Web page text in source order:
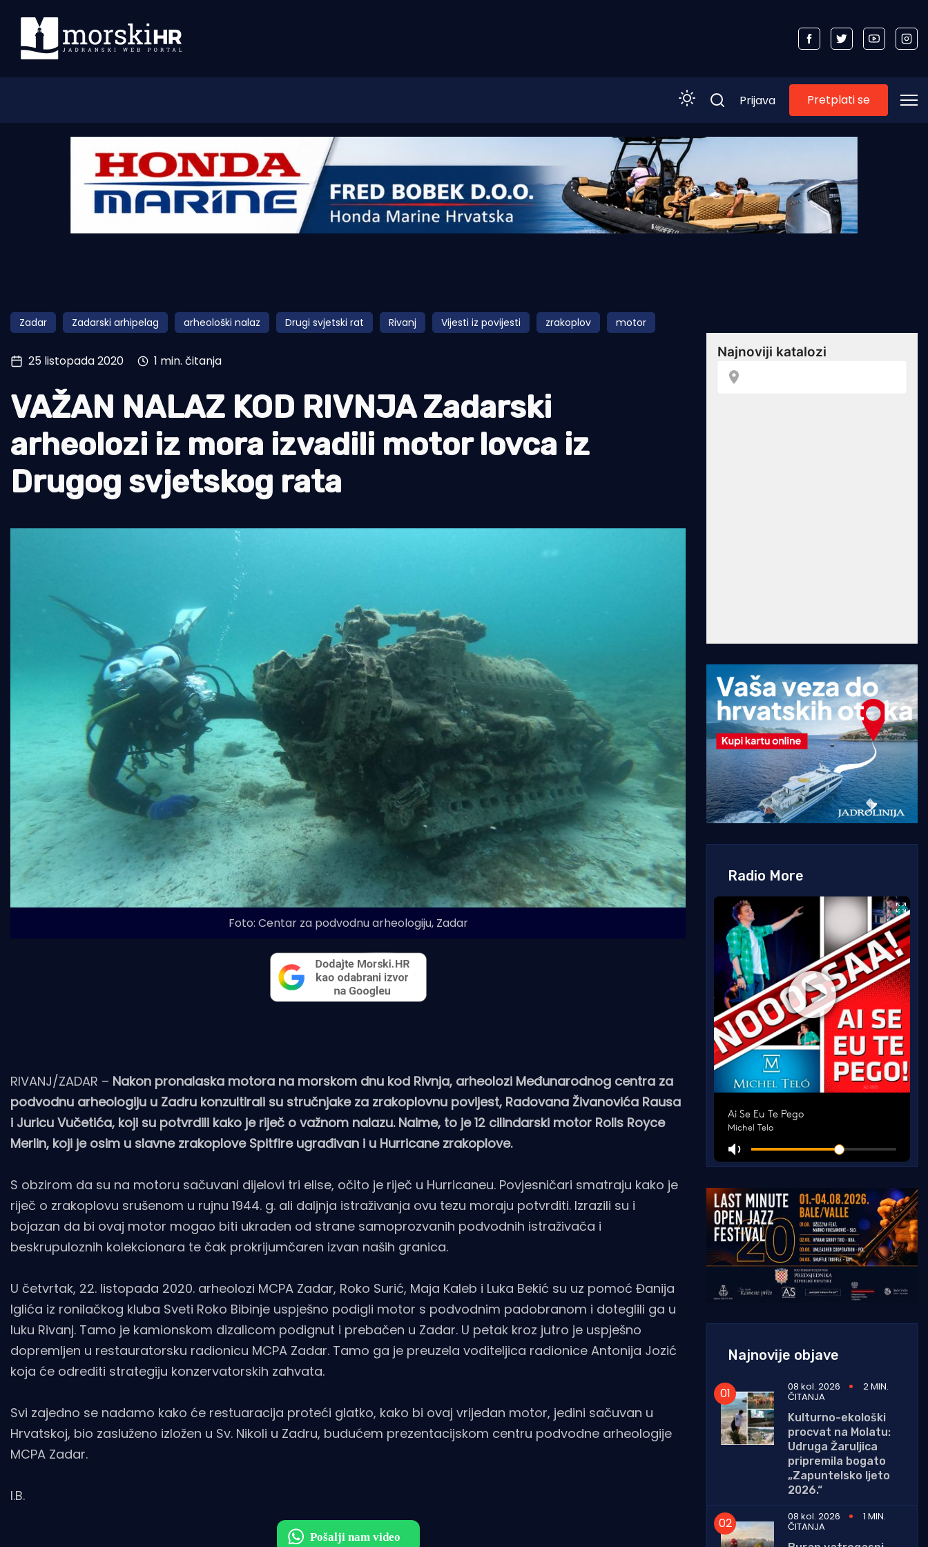
Morski plus
Pomorstvo
Ribolov
Ekologija
Tradicija i kultura
Prijava Pretplati se
Zadar Zadarski arhipelag arheološki nalaz Drugi svjetski rat Rivanj Vijesti iz povijesti zrakoplov motor
25 listopada 2020 1 min. čitanja
VAŽAN NALAZ KOD RIVNJA Zadarski
arheolozi iz mora izvadili motor lovca iz
Drugog svjetskog rata
Foto: Centar za podvodnu arheologiju, Zadar
RIVANJ/ZADAR – Nakon pronalaska motora na morskom dnu kod Rivnja, arheolozi Međunarodnog centra za
podvodnu arheologiju u Zadru konzultirali su stručnjake za zrakoplovnu povijest, Radovana Živanovića Rausa
i Juricu Vučetića, koji su potvrdili kako je riječ o važnom nalazu. Naime, to je 12 cilindarski motor Rolls Royce
Merlin, koji je osim u slavne zrakoplove Spitfire ugrađivan i u Hurricane zrakoplove.
S obzirom da su na motoru sačuvani dijelovi tri elise, očito je riječ u Hurricaneu. Povjesničari smatraju kako je
riječ o zrakoplovu srušenom u rujnu 1944. g. ali daljnja istraživanja ovu tezu moraju potvrditi. Izrazili su i
bojazan da bi ovaj motor mogao biti ukraden od strane samoprozvanih podvodnih istraživača i
beskrupuloznih kolekcionara te čak prokrijumčaren izvan naših granica.
U četvrtak, 22. listopada 2020. arheolozi MCPA Zadar, Roko Surić, Maja Kaleb i Luka Bekić su uz pomoć Đanija
Iglića iz ronilačkog kluba Sveti Roko Bibinje uspješno podigli motor s podvodnim padobranom i doteglili ga u
luku Rivanj. Tamo je kamionskom dizalicom podignut i prebačen u Zadar. U petak kroz jutro je uspješno
dopremljen u restauratorsku radionicu MCPA Zadar. Tamo ga je preuzela voditeljica radionice Antonija Jozić
koja će odrediti strategiju konzervatorskih zahvata.
Svi zajedno se nadamo kako će restuaracija proteći glatko, kako bi ovaj vrijedan motor, jedini sačuvan u
Hrvatskoj, bio zasluženo izložen u Sv. Nikoli u Zadru, budućem prezentacijskom centru podvodne arheologije
MCPA Zadar.
I.B.
Radio More
Najnovije objave
08 kol. 2026 2 MIN.
ČITANJA
Kulturno-ekološki
procvat na Molatu:
Udruga Žaruljica
pripremila bogato
„Zapuntelsko ljeto
2026.“
08 kol. 2026
1 MIN.
ČITANJA